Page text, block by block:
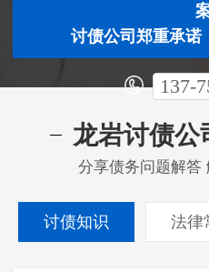
讨债公司郑重承诺
137-
龙岩讨债公
分享债务问题解答
讨债知识 法律